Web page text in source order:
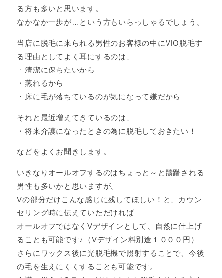
る方も多いと思います。
なかなか一歩が…という方もいらっしゃるでしょう。
当店に脱毛に来られる男性のお客様の中にVIO脱毛す
る理由としてよく耳にするのは、
・清潔に保ちたいから
・蒸れるから
・床に毛が落ちているのが気になって嫌だから
それと最近増えてきているのは、
・将来介護になったときの為に脱毛しておきたい！
などをよくお聞きします。
いきなりオールオフするのはちょっと～と躊躇される
男性も多いかと思いますが、
Vの部分だけこんな感じに残してほしい！と、カウン
セリング時に伝えていただければ
オールオフではなくVデザインとして、自然に仕上げ
ることも可能です♪（Vデザイン料別途１０００円）
さらにワックス後に光脱毛機で照射することで、今後
の毛を生えにくくすることも可能です。